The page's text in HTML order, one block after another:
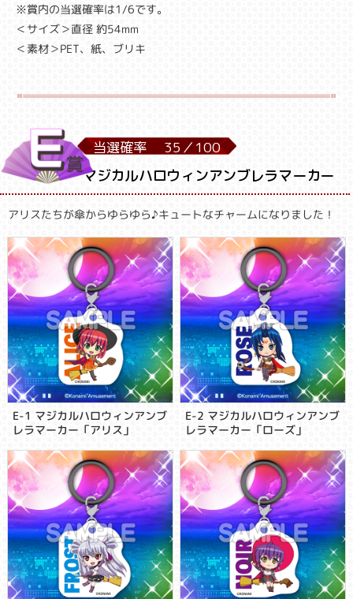
※賞内の当選確率は1/6です。
＜サイズ＞直径 約54mm
＜素材＞PET、紙、ブリキ
当選確率 35／100
マジカルハロウィンアンブレラマーカー
アリスたちが傘からゆらゆら♪キュートなチャームになりました！
E-1 マジカルハロウィンアンブ
レラマーカー「アリス」
E-2 マジカルハロウィンアンブ
レラマーカー「ローズ」